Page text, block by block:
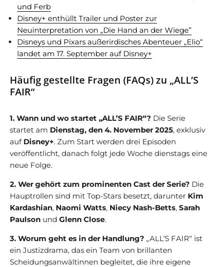
und Ferb
Disney+ enthüllt Trailer und Poster zur
Neuinterpretation von „Die Hand an der Wiege”
Disneys und Pixars außerirdisches Abenteuer „Elio“
landet am 17. September auf Disney+
Häufig gestellte Fragen (FAQs) zu „ALL’S
FAIR“
1. Wann und wo startet „ALL’S FAIR“? Die Serie
startet am Dienstag, den 4. November 2025, exklusiv
auf Disney+. Zum Start werden drei Episoden
veröffentlicht, danach folgt jede Woche dienstags eine
neue Folge.
2. Wer gehört zum prominenten Cast der Serie? Die
Hauptrollen sind mit Top-Stars besetzt, darunter Kim
Kardashian, Naomi Watts, Niecy Nash-Betts, Sarah
Paulson und Glenn Close.
3. Worum geht es in der Handlung? „ALL’S FAIR“ ist
ein Justizdrama, das ein Team von brillanten
Scheidungsanwältinnen begleitet, die ihre eigene